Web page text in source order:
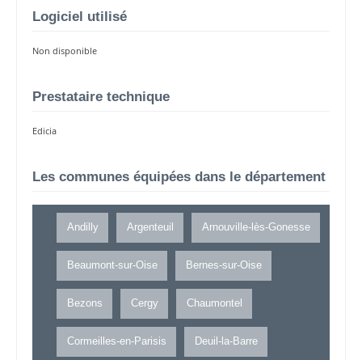
Logiciel utilisé
Non disponible
Prestataire technique
Edicia
Les communes équipées dans le département
Andilly Argenteuil Arnouville-lès-Gonesse
Beaumont-sur-Oise Bernes-sur-Oise
Bezons Cergy Chaumontel
Cormeilles-en-Parisis Deuil-la-Barre